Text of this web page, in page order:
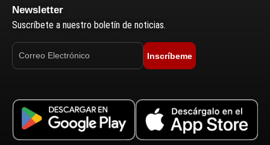
Newsletter
Suscríbete a nuestro boletín de noticias.
Inscríbeme